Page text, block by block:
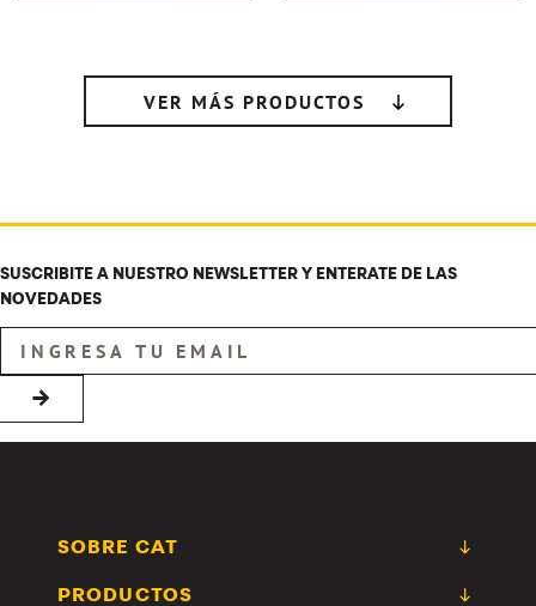
SUSCRIBITE A NUESTRO NEWSLETTER Y ENTERATE DE LAS
NOVEDADES
→
SOBRE CAT
PRODUCTOS